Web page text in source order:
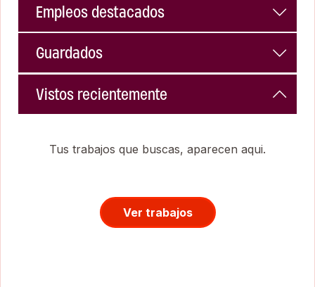
Empleos destacados
Guardados
Vistos recientemente
Tus trabajos que buscas, aparecen aqui.
Ver trabajos